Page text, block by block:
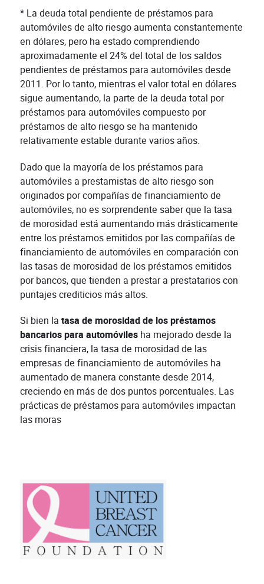
* La deuda total pendiente de préstamos para
automóviles de alto riesgo aumenta constantemente
en dólares, pero ha estado comprendiendo
aproximadamente el 24% del total de los saldos
pendientes de préstamos para automóviles desde
2011. Por lo tanto, mientras el valor total en dólares
sigue aumentando, la parte de la deuda total por
préstamos para automóviles compuesto por
préstamos de alto riesgo se ha mantenido
relativamente estable durante varios años.
Dado que la mayoría de los préstamos para
automóviles a prestamistas de alto riesgo son
originados por compañías de financiamiento de
automóviles, no es sorprendente saber que la tasa
de morosidad está aumentando más drásticamente
entre los préstamos emitidos por las compañías de
financiamiento de automóviles en comparación con
las tasas de morosidad de los préstamos emitidos
por bancos, que tienden a prestar a prestatarios con
puntajes crediticios más altos.
Si bien la tasa de morosidad de los préstamos
bancarios para automóviles ha mejorado desde la
crisis financiera, la tasa de morosidad de las
empresas de financiamiento de automóviles ha
aumentado de manera constante desde 2014,
creciendo en más de dos puntos porcentuales. Las
prácticas de préstamos para automóviles impactan
las moras